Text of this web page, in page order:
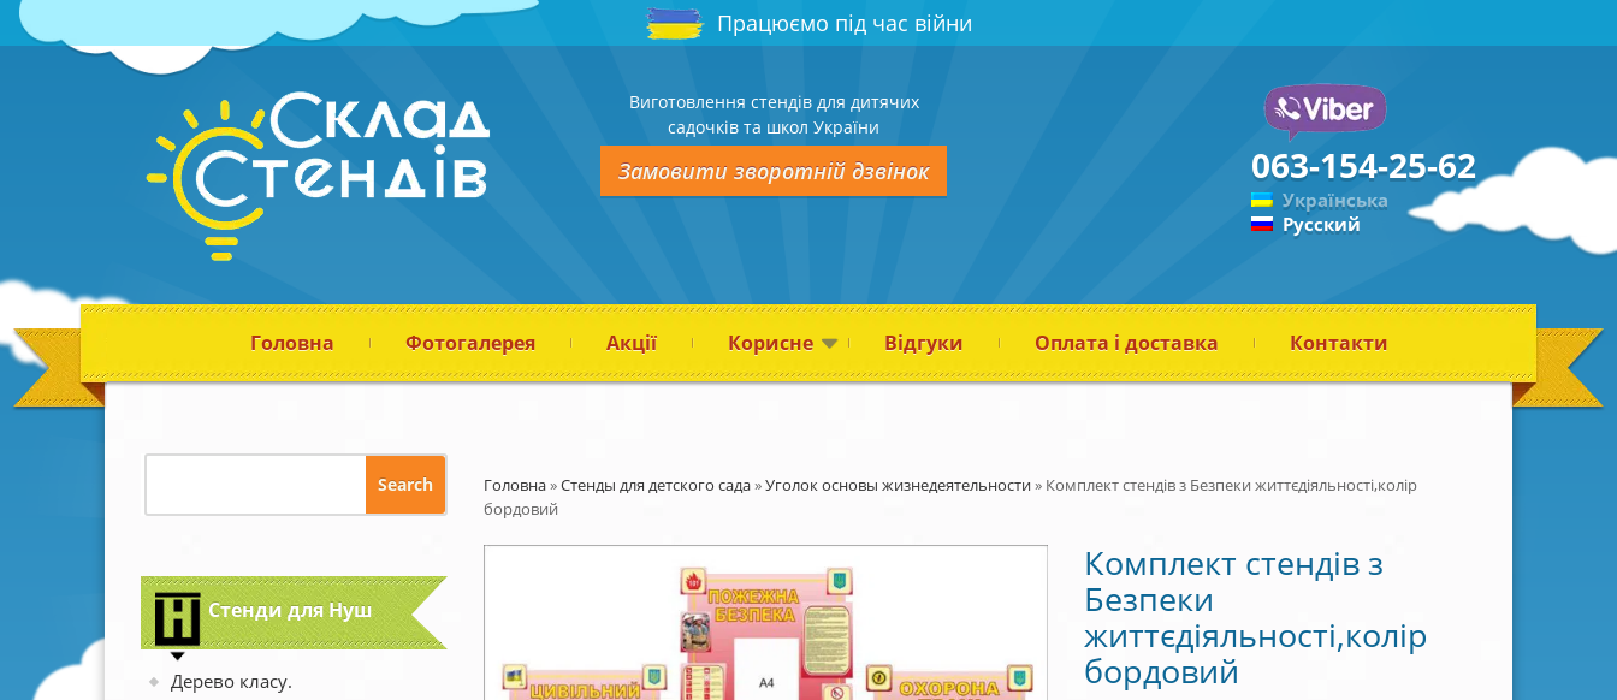
Працюємо під час війни
Виготовлення стендів для дитячих
садочків та школ України
Замовити зворотній дзвінок 063-154-25-62
Українська
Русский
Головна Фотогалерея Акції Корисне Відгуки Оплата і доставка Контакти
Стенди для Нуш
Дерево класу.
Головна»Стенды для детского сада»Уголок основы жизнедеятельности» Комплект стендів з Безпеки життєдіяльності,колір
бордовий
Комплект стендів з
Безпеки
життєдіяльності,колір
бордовий